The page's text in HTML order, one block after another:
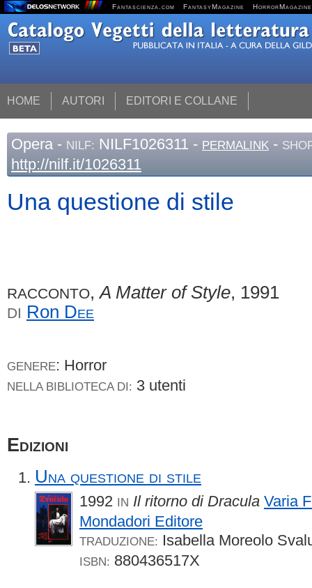
Fantascienza.com FantasyMagazine HorrorMagazine
HOME AUTORI EDITORI E COLLANE
Opera - NILF: NILF1026311 - PERMALINK -
http://nilf.it/1026311
Una questione di stile
RACCONTO,A Matter of Style, 1991
DI Ron Dee
GENERE: Horror
NELLA BIBLIOTECA DI: 3 utenti
Edizioni
Una questione di stile
1992 IN Il ritorno di Dracula Varia
Mondadori Editore
TRADUZIONE: Isabella Moreolo
ISBN: 880436517X